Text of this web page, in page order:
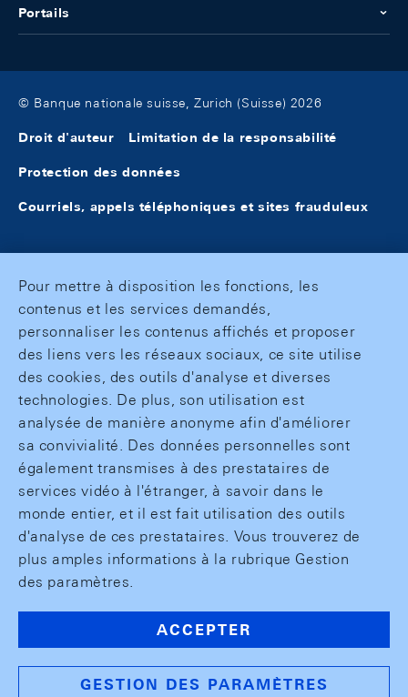
Portails
© Banque nationale suisse, Zurich (Suisse) 2026
Droit d'auteur Limitation de la responsabilité
Protection des données
Courriels, appels téléphoniques et sites frauduleux
Pour mettre à disposition les fonctions, les
contenus et les services demandés,
personnaliser les contenus affichés et proposer
des liens vers les réseaux sociaux, ce site utilise
des cookies, des outils d'analyse et diverses
technologies. De plus, son utilisation est
analysée de manière anonyme afin d'améliorer
sa convivialité. Des données personnelles sont
également transmises à des prestataires de
services vidéo à l'étranger, à savoir dans le
monde entier, et il est fait utilisation des outils
d'analyse de ces prestataires. Vous trouverez de
plus amples informations à la rubrique Gestion
des paramètres.
ACCEPTER
GESTION DES PARAMÈTRES